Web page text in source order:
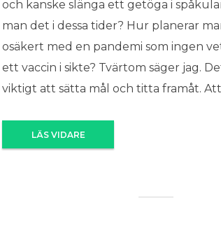
och kanske slänga ett getöga i
man det i dessa tider? Hur planerar
osäkert med en pandemi som ingen
ett vaccin i sikte? Tvärtom säger jag.
viktigt att sätta mål och titta framåt. Att
LÄS VIDARE